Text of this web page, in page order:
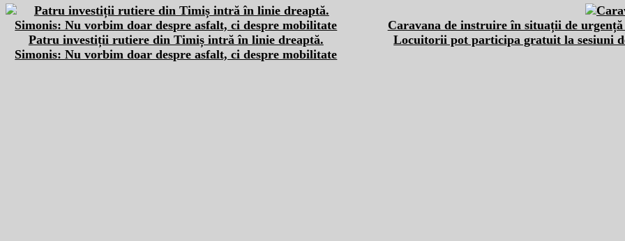
Patru investiții rutiere din Timiș intră în linie dreaptă.
Simonis: Nu vorbim doar despre asfalt, ci despre mobilitate
Caravana de instruire în situații de urgență
Locuitorii pot participa gratuit la sesiuni